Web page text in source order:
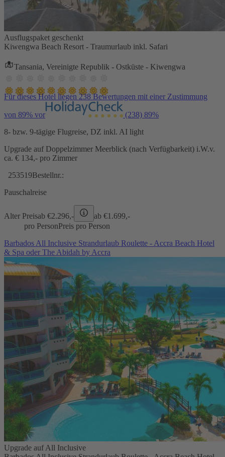
Ausflugspaket geschenkt
Kiwengwa Beach Resort - Traumurlaub inkl. Safari
Tansania, Vereinigte Republik - Ostküste - Kiwengwa
Für dieses Hotel liegen 238 Bewertungen mit einer Zustimmung
von 89% vor (238) 89%
8- bzw. 9-tägige Flugreise, DZ inkl. AI light
Upgrade auf Doppelzimmer Meerblick (nach Verfügbarkeit) i.W.v.
ca. € 134,- pro Zimmer
253519Bestellnr.:
Pauschalreise
Alter Preisab €2.296,- ab €1.699,-
pro PersonPreis pro Person
Barbados All Inclusive Strandurlaub Roulette - Accra Beach Hotel
& Spa oder The Abidah by Accra
Upgrade auf All Inclusive